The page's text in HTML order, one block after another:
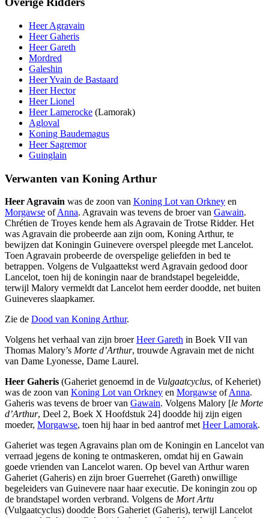
Heer Agravain
Heer Gaheris
Heer Gareth
Mordred
Galeshin
Heer Yvain de Bastaard
Heer Hector
Heer Lionel
Heer Lamerocke (Lamorak)
Agloval
Koning Baudemagus
Heer Sagremor
Guinglain
Verwanten van Koning Arthur
Heer Agravain was de zoon van Koning Lot van Orkney en
Morgawse ofAnna. Agravain was tevens de broer van Gawain.
Chrétien de Troyes kende hem als Agravain de Trotse Ridder. Het
was Agravain die probeerde aan zijn oom, Koning Arthur, te
bewijzen dat Koningin Guinevere overspel pleegde met Lancelot.
Toen Agravain probeerde de overspelige geliefden in bed te
betrappen. Volgens de Vulgaattekst werd Agravain gedood door
Lancelot, toen hij de koningin naar de brandstapel begeleidde,
terwijl Malory vermeldt dat Lancelot hem eerder doodde, net buiten
Guineveres slaapkamer.
Zie de Dood van Koning Arthur.
Volgens het verhaal van zijn broerHeer Gareth in Boek VII van
Thomas Malory’s Morte d’Arthur, trouwde Agravain met de nicht
van Dame Lyonesse, Dame Laurel.
Heer Gaheris (Gaheriet genoemd in de Vulgaatcyclus, of Keheriet)
was de zoon van Koning Lot van Orkney en Morgawse ofAnna.
Gaheris was tevens de broer van Gawain. Volgens Malory [le Morte
d’Arthur, Deel 2, Boek X Hoofdstuk 24] doodde hij zijn eigen
moeder, Morgawse, toen hij haar in bed aantrof met Heer Lamorak.
Gaheriet was tegen Agravains plan om de Koningin en Lancelot van
verraad jegens de koning te ontmaskeren, omdat hij en Gawain
goede vrienden van Lancelot waren. Op bevel van Arthur waren
Gaheriet (Gaheris) en zijn broer Guerrehet (Gareth) onwillige
begeleiders van Guinevere naar haar executie. De koningin zou op
de brandstapel worden verbrand. Volgens de Mort Artu
(Vulgaatcyclus) doodde Bors Gaheriet (Gaheris), terwijl Lancelot